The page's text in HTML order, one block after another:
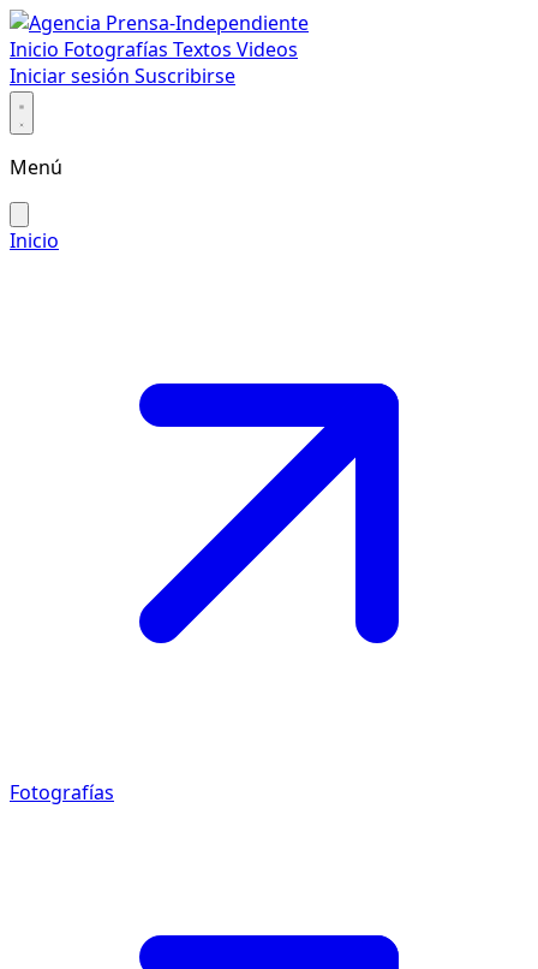
Inicio Fotografías Textos Videos
Iniciar sesión Suscribirse
Menú
Inicio
Fotografías